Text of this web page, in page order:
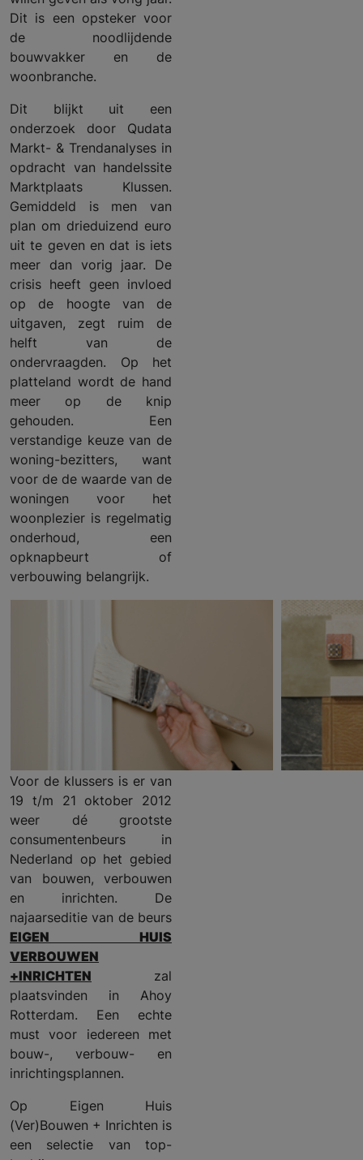
Dit is een opsteker voor
de noodlijdende
bouwvakker en de
woonbranche.
Dit blijkt uit een
onderzoek door Qudata
Markt- & Trendanalyses in
opdracht van handelssite
Marktplaats Klussen.
Gemiddeld is men van
plan om drieduizend euro
uit te geven en dat is iets
meer dan vorig jaar. De
crisis heeft geen invloed
op de hoogte van de
uitgaven, zegt ruim de
helft van de
ondervraagden. Op het
platteland wordt de hand
meer op de knip
gehouden. Een
verstandige keuze van de
woning-bezitters, want
voor de de waarde van de
woningen voor het
woonplezier is regelmatig
onderhoud, een
opknapbeurt of
verbouwing belangrijk.
Voor de klussers is er van
19 t/m 21 oktober 2012
weer dé grootste
consumentenbeurs in
Nederland op het gebied
van bouwen, verbouwen
en inrichten. De
najaarseditie van de beurs
EIGEN HUIS
VERBOUWEN
+INRICHTEN zal
plaatsvinden in Ahoy
Rotterdam. Een echte
must voor iedereen met
bouw-, verbouw- en
inrichtingsplannen.
Op Eigen Huis
(Ver)Bouwen + Inrichten is
een selectie van top-